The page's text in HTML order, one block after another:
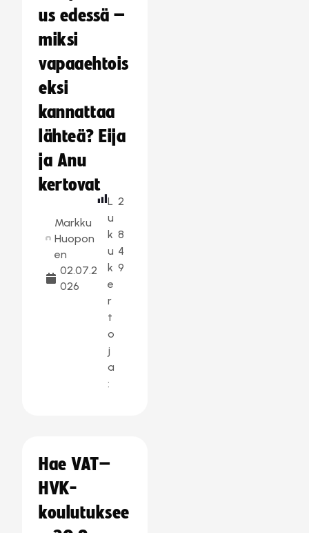
us edessä –
miksi
vapaaehtois
eksi
kannattaa
lähteä? Eija
ja Anu
kertovat
Markku
Huopon
en
02.07.2
026
L
u
k
u
k
e
r
t
o
j
a
:
2
8
4
9
Hae VAT–
HVK-
koulutuksee